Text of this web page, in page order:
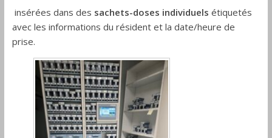
insérées dans des sachets-doses individuels étiquetés
avec les informations du résident et la date/heure de
prise.